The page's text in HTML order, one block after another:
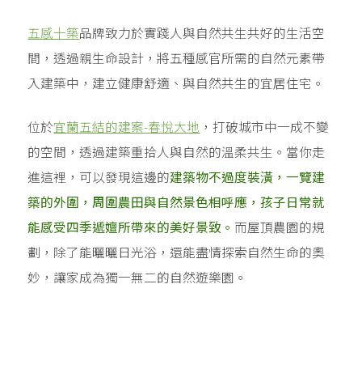
五感十築品牌致力於實踐人與自然共生共好的生活空
間，透過親生命設計，將五種感官所需的自然元素帶
入建築中，建立健康舒適、與自然共生的宜居住宅。
位於宜蘭五結的建案-春悅大地 ，打破城市中一成不變
的空間，透過建築重拾人與自然的溫柔共生。當你走
進這裡，可以發現這邊的建築物不過度裝潢，一覽建
築的外圍，周圍農田與自然景色相呼應，孩子日常就
能感受四季遞嬗所帶來的美好景致。 而屋頂農園的規
劃，除了能曬曬日光浴，還能盡情探索自然生命的奧
妙，讓家成為獨一無二的自然遊樂園。